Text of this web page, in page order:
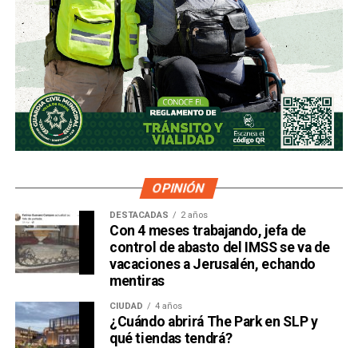
OPINIÓN
DESTACADAS 2 años
Con 4 meses trabajando, jefa de
control de abasto del IMSS se va de
vacaciones a Jerusalén, echando
mentiras
CIUDAD 4 años
¿Cuándo abrirá The Park en SLP y
qué tiendas tendrá?